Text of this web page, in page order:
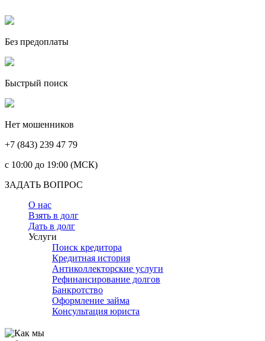
Без предоплаты
Быстрый поиск
Нет мошенников
+7 (843) 239 47 79
c 10:00 до 19:00 (МСК)
ЗАДАТЬ ВОПРОС
О нас
Взять в долг
Дать в долг
Услуги
Поиск кредитора
Кредитная история
Антиколлекторские услуги
Рефинансирование долгов
Банкротство
Оформление займа
Консультация юриста